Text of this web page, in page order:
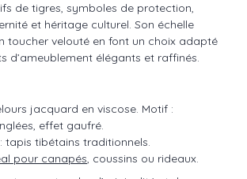
de tigres, symboles de protection,
et héritage culturel. Son échelle
toucher velouté en font un choix adapté
d’ameublement élégants et raffinés.
jacquard en viscose. Motif :
effet gaufré.
tapis tibétains traditionnels.
pour canapés, coussins ou rideaux.